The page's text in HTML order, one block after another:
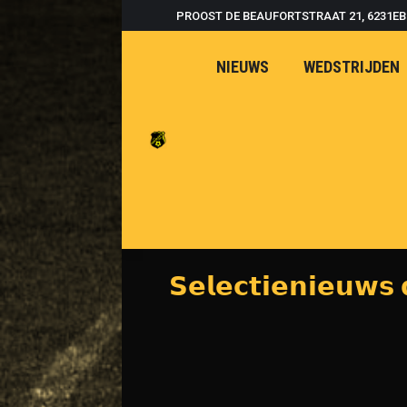
PROOST DE BEAUFORTSTRAAT 21,
NIEUWS WEDSTRIJDEN